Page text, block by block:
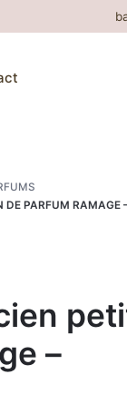
DE PARFUM RAMAGE
–